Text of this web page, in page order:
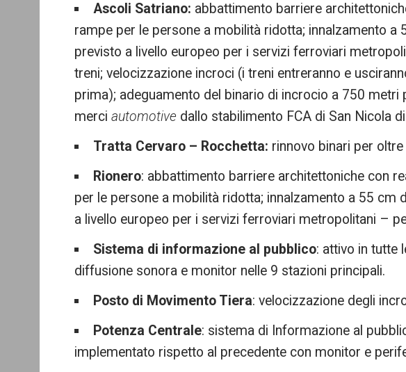
Ascoli Satriano: abbattimento barriere
rampe per le persone a mobilità ridotta; innalzamento
previsto a livello europeo per i servizi ferroviari
treni; velocizzazione incroci (i treni entreranno e
prima); adeguamento del binario di incrocio a 750 metri
merci automotive dallo stabilimento FCA di San Nicola
Tratta Cervaro – Rocchetta: rinnovo binari per
Rionero: abbattimento barriere architettoniche con
per le persone a mobilità ridotta; innalzamento a 55 cm
a livello europeo per i servizi ferroviari metropolitani –
Sistema di informazione al pubblico: attivo in tutte
diffusione sonora e monitor nelle 9 stazioni principali.
Posto di Movimento Tiera: velocizzazione degli
Potenza Centrale: sistema di Informazione al
implementato rispetto al precedente con monitor e